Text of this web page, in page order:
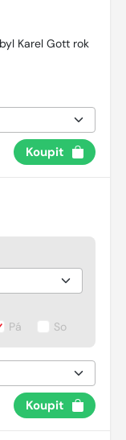
Karel Gott rok
Koupit
Pá So
Koupit